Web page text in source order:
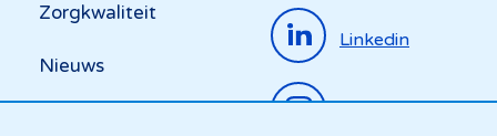
Zorgkwaliteit
Nieuws
Linkedin
Instagram